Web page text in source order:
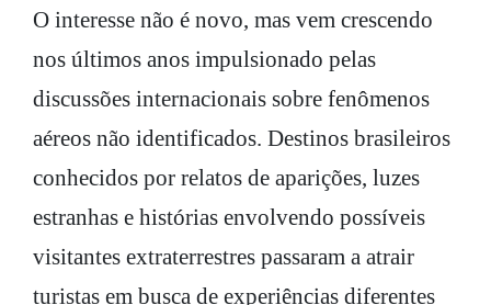
O interesse não é novo, mas vem crescendo
nos últimos anos impulsionado pelas
discussões internacionais sobre fenômenos
aéreos não identificados. Destinos brasileiros
conhecidos por relatos de aparições, luzes
estranhas e histórias envolvendo possíveis
visitantes extraterrestres passaram a atrair
turistas em busca de experiências diferentes